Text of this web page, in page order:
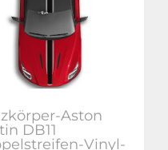
Aston
DB11
Vinyl-